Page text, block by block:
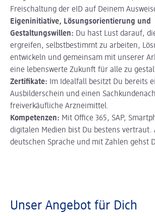
Freischaltung der eID auf Deinem
Eigeninitiative, Lösungsorientierung und
Gestaltungswillen: Du hast Lust darauf,
ergreifen, selbstbestimmt zu arbeiten,
entwickeln und gemeinsam mit unserer
eine lebenswerte Zukunft für alle zu
Zertifikate: Im Idealfall besitzt Du bereits
Ausbilderschein und einen
freiverkäufliche Arzneimittel.
Kompetenzen: Mit Office 365, SAP,
digitalen Medien bist Du bestens vertraut.
deutschen Sprache und mit Zahlen gehst
Unser Angebot für Dich